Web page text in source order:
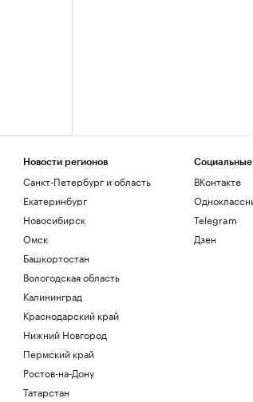
Новости регионов
Санкт-Петербург и область
Екатеринбург
Новосибирск
Омск
Башкортостан
Вологодская область
Калининград
Краснодарский край
Нижний Новгород
Пермский край
Ростов-на-Дону
Татарстан
Социальные
ВКонтакте
Telegram
Дзен